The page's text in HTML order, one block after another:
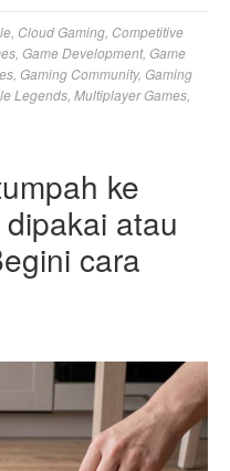
Cloud Gaming Competitive
Game Development, Game
Gaming Community, Gaming
Legends Multiplayer Games
ke
atau
cara